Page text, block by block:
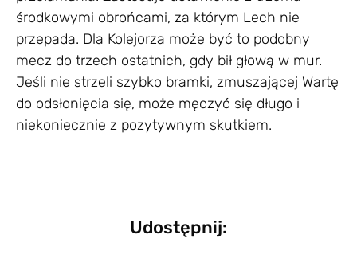
środkowymi obrońcami, za którym Lech nie
przepada. Dla Kolejorza może być to podobny
mecz do trzech ostatnich, gdy bił głową w mur.
Jeśli nie strzeli szybko bramki, zmuszającej Wartę
do odsłonięcia się, może męczyć się długo i
niekoniecznie z pozytywnym skutkiem.
Udostępnij: